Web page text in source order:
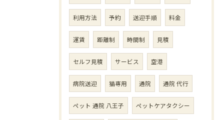
利用方法 予約 送迎手順 料金
運賃 距離制 時間制 見積
セルフ見積 サービス 空港
病院送迎 猫専用 通院 通院 代行
ペット 通院 八王子 ペットケアタクシー